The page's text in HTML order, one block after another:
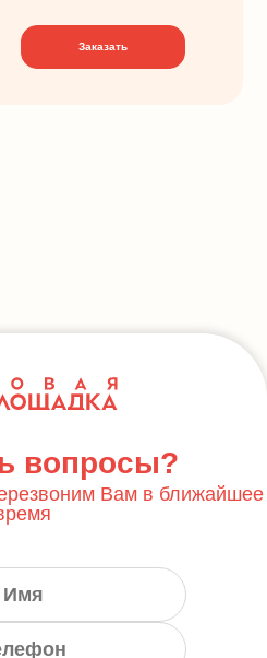
Заказать
вопросы?
Вам в ближайшее